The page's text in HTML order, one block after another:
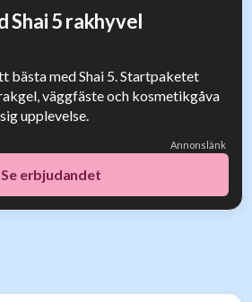
Shai 5 rakhyvel
bästa med Shai 5. Startpaketet
väggfäste och kosmetikgåva
upplevelse.
Annonslänk
Se erbjudandet